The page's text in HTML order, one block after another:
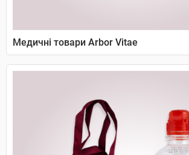
Медичні товари Arbor Vitae